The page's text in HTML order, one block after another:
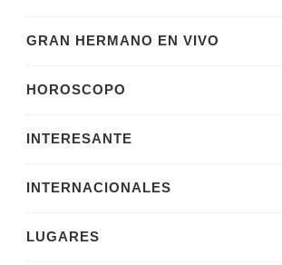
GRAN HERMANO EN VIVO
HOROSCOPO
INTERESANTE
INTERNACIONALES
LUGARES